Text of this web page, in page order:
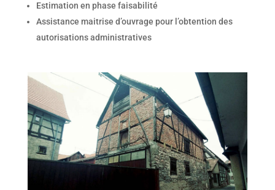
Estimation en phase faisabilité
Assistance maitrise d’ouvrage pour l’obtention des
autorisations administratives